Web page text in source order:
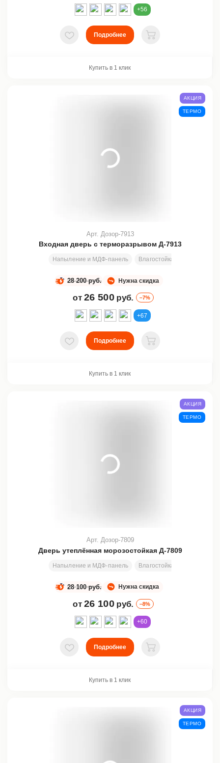
+56
В избранное
Подробнее
В корзину
Купить в 1 клик
Входная дверь с терморазрывом Д-7913
Напыление и МДФ-панель Влагостойкая
Арт. Дозор-7913
Нужна скидка
28 200 руб.
от 26 500 руб. –7%
АКЦИЯ
ТЕРМО
+67
В избранное
Подробнее
В корзину
Купить в 1 клик
Дверь утеплённая морозостойкая Д-7809
Напыление и МДФ-панель Влагостойкая фанера 12
Арт. Дозор-7809
Нужна скидка
28 100 руб.
от 26 100 руб. –8%
АКЦИЯ
ТЕРМО
+60
В избранное
Подробнее
В корзину
Купить в 1 клик
АКЦИЯ
ТЕРМО